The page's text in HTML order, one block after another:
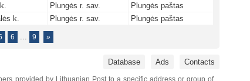
Plungės r. sav.
Plungės paštas
k. Plungės r. sav. Plungės paštas
6 ... 9 »
Database Ads Contacts
provided by Lithuanian Post to a specific address or group of